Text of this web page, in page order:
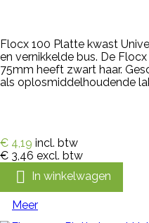
Flocx 100 Platte kwast
en vernikkelde bus. De
75mm heeft zwart haar.
als oplosmiddelhoudende
€ 4,19 incl. btw
€ 3,46 excl. btw
 In winkelwagen
Meer